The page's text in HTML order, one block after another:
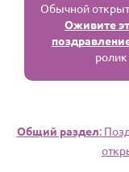
Обычной
Оживите
ролик
Общий раздел: